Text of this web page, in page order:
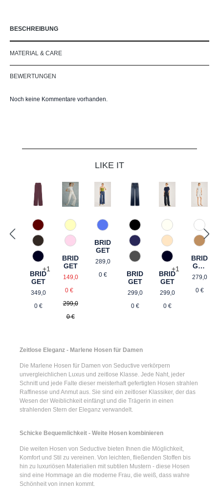
BESCHREIBUNG
MATERIAL & CARE
BEWERTUNGEN
Noch keine Kommentare vorhanden.
LIKE IT
588 Barolo
690 Dunkelbraun
890 Marine
+1
BRID
GET
Regulärer Preis:
349,0
0 €
210 Vanille
518 Orchidee
BRID
GET
Verkaufspreis:
149,0
0 €
299,0
0 €
861 Used Blue
BRID
GET
Regulärer Preis:
289,0
0 €
867 Used Blue
885 brown blue
975 Authentic Grey
BRID
GET
Regulärer Preis:
299,0
0 €
120 Natur
325 Crema
890 Marine
+1
BRID
GET
Regulärer
299,0
0 €
110
375
BRID
GET
SHO
RTS
279,0
0 €
Zeitlose Eleganz - Marlene Hosen für Damen
Die Marlene Hosen für Damen von Seductive verkörpern
unvergleichlichen Luxus und zeitlose Klasse. Jede Naht, jeder
Schnitt und jede Falte dieser meisterhaft gefertigten Hosen strahlen
Raffinesse und Anmut aus. Sie sind ein zeitloser Klassiker, der das
Wesen der Weiblichkeit einfängt und die Trägerin in einen
strahlenden Stern der Eleganz verwandelt.
Schicke Bequemlichkeit - Weite Hosen kombinieren
Die weiten Hosen von Seductive bieten Ihnen die Möglichkeit,
Komfort und Stil zu vereinen. Von leichten, fließenden Stoffen bis
hin zu luxuriösen Materialien mit subtilen Mustern - diese Hosen
sind eine Hommage an die moderne Frau, die weiß, dass wahre
Schönheit von innen kommt.